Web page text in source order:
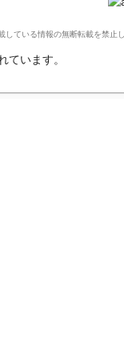
ている情報の無断転載を禁止
ています。